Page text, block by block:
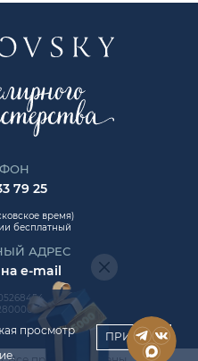
79 25
время)
бесплатный
АДРЕС
e-mail
просмотр
ПРИНЯТЬ